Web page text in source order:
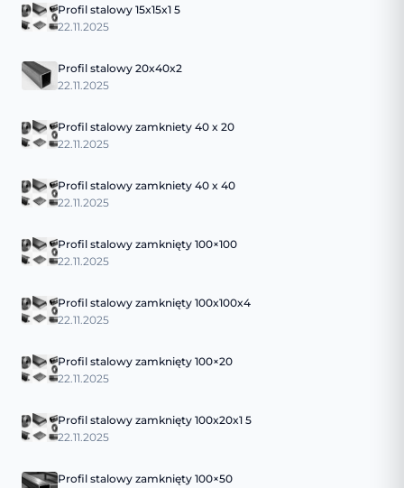
Profil stalowy 15x15x1 5
22.11.2025
Profil stalowy 20x40x2
22.11.2025
Profil stalowy zamkniety 40 x 20
22.11.2025
Profil stalowy zamkniety 40 x 40
22.11.2025
Profil stalowy zamknięty 100×100
22.11.2025
Profil stalowy zamknięty 100x100x4
22.11.2025
Profil stalowy zamknięty 100×20
22.11.2025
Profil stalowy zamknięty 100x20x1 5
22.11.2025
Profil stalowy zamknięty 100×50